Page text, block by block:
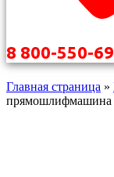
8 800-550-
Главная страница »
прямошлифмашина